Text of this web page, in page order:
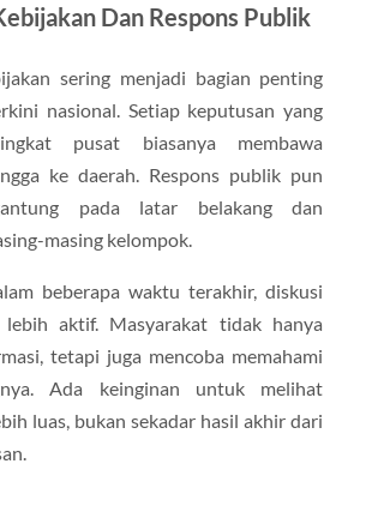
Dan Respons Publik
sering menjadi bagian penting
nasional. Setiap keputusan yang
pusat biasanya membawa
ke daerah. Respons publik pun
pada latar belakang dan
masing kelompok.
beberapa waktu terakhir, diskusi
aktif. Masyarakat tidak hanya
tetapi juga mencoba memahami
Ada keinginan untuk melihat
luas, bukan sekadar hasil akhir dari